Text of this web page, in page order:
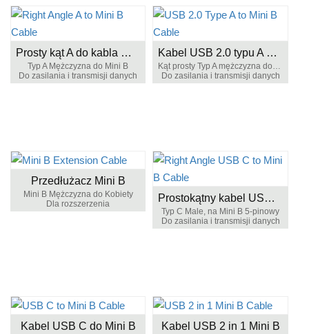
Prosty kąt A do kabla Mini B
Typ A Mężczyzna do Mini B
Do zasilania i transmisji danych
Kabel USB 2.0 typu A do Mini B
Kąt prosty Typ A mężczyzna do Mini B
Do zasilania i transmisji danych
Przedłużacz Mini B
Mini B Mężczyzna do Kobiety
Dla rozszerzenia
Prostokątny kabel USB C do Mini B
Typ C Male, na Mini B 5-pinowy
Do zasilania i transmisji danych
Kabel USB C do Mini B Kabel USB 2 in 1 Mini B